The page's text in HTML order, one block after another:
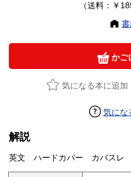
（送料：￥
かご
気になる本に追加
気にな
解説
英文 ハードカバー カバスレ